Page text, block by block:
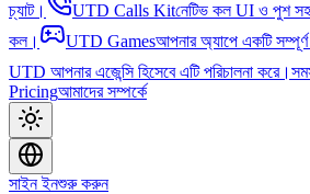
চ্যাট।
UTD Calls Kitনেটিভ কল UI ও পুশ
কল।
UTD Gamesআপনার অ্যাপে একটি
UTD আপনার এজেন্সি হিসেবে এটি পরিচালনা করে।
Pricingআমাদের সম্পর্কে
সাইন ইনশুরু করুন